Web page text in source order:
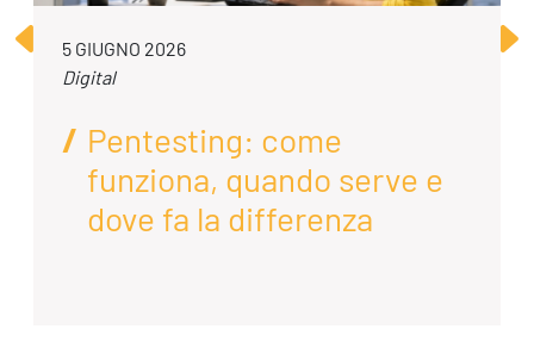
5 GIUGNO 2026
Digital
Pentesting: come
funziona, quando serve e
dove fa la differenza